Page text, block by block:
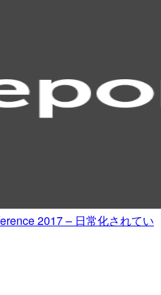
2017 – 日常化されてい